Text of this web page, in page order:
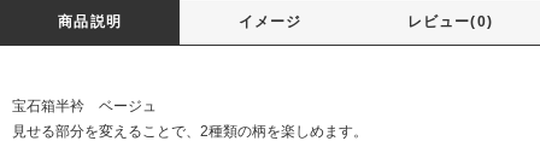
商品説明 イメージ レビュー(0)
宝石箱半衿 ベージュ
見せる部分を変えることで、2種類の柄を楽しめます。